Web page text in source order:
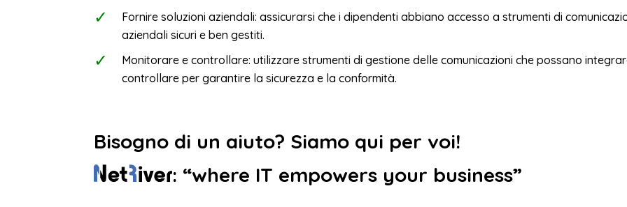
Fornire soluzioni aziendali: assicurarsi che i dipendenti abbiano accesso a strumenti di
aziendali sicuri e ben gestiti.
Monitorare e controllare: utilizzare strumenti di gestione delle comunicazioni che possano
controllare per garantire la sicurezza e la conformità.
Bisogno di un aiuto? Siamo qui per voi!
: “where IT empowers your business”